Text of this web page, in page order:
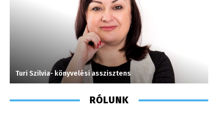
Turi Szilvia- könyvelési asszisztens
RÓLUNK